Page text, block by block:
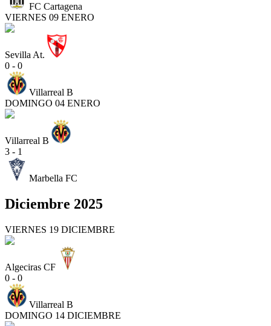
FC Cartagena
VIERNES 09 ENERO
Sevilla At.
0 - 0
Villarreal B
DOMINGO 04 ENERO
Villarreal B
3 - 1
Marbella FC
Diciembre 2025
VIERNES 19 DICIEMBRE
Algeciras CF
0 - 0
Villarreal B
DOMINGO 14 DICIEMBRE